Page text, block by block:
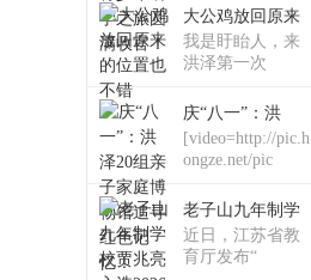
大公鸡放回原来
我是盱眙人，来
洪泽第一次
庆“八一”：洪
[video=http://pic.h
ongze.net/pic
老子山九年制学
近日，江苏省教
育厅发布“